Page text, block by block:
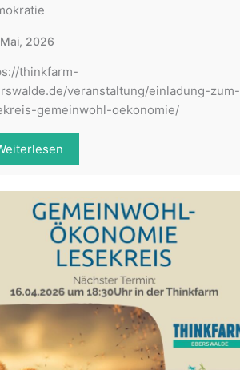
2026
thinkfarm-
veranstaltung/einladung-zum-
gemeinwohl-oekonomie/